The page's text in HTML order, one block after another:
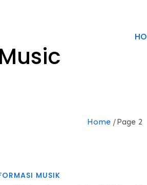
Home Page 2
MUSIK